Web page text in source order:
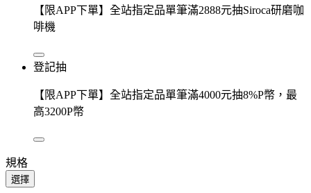
【限APP下單】全站指定品單筆滿2888元抽Siroca研磨咖
啡機
登記抽
【限APP下單】全站指定品單筆滿4000元抽8%P幣，最
高3200P幣
規格
選擇